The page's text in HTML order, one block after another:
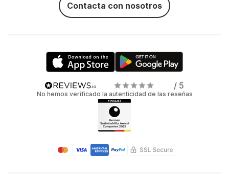
Contacta con nosotros
/ 5
No hemos verificado la autenticidad de las reseñas